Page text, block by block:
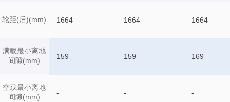
轮距(后)(mm)
满载最小离地
间隙(mm)
空载最小离地
间隙(mm)
1664 1664 1664
159 159 169
- - -